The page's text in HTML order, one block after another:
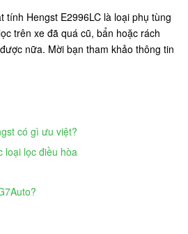
tính Hengst E2996LC là loại phụ tùng
trên xe đã quá cũ, bẩn hoặc rách
nữa. Mời bạn tham khảo thông tin
có gì ưu việt?
loại lọc điều hòa